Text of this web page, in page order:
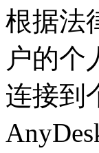
根据法
户的个
连接到